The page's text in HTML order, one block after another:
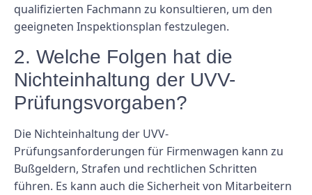
qualifizierten Fachmann zu konsultieren, um den
geeigneten Inspektionsplan festzulegen.
2. Welche Folgen hat die
Nichteinhaltung der UVV-
Prüfungsvorgaben?
Die Nichteinhaltung der UVV-
Prüfungsanforderungen für Firmenwagen kann zu
Bußgeldern, Strafen und rechtlichen Schritten
führen. Es kann auch die Sicherheit von Mitarbeitern